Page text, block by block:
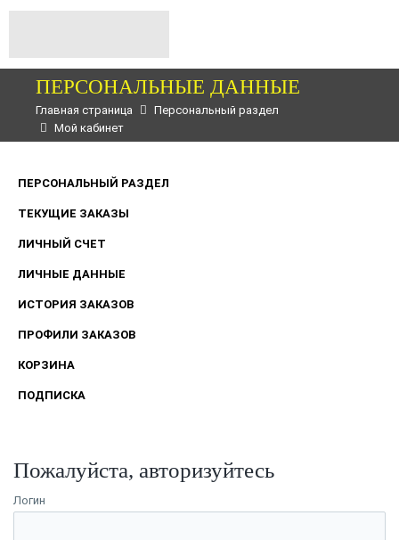
ПЕРСОНАЛЬНЫЕ ДАННЫЕ
Главная страница
Персональный раздел
Мой кабинет
ПЕРСОНАЛЬНЫЙ РАЗДЕЛ
ТЕКУЩИЕ ЗАКАЗЫ
ЛИЧНЫЙ СЧЕТ
ЛИЧНЫЕ ДАННЫЕ
ИСТОРИЯ ЗАКАЗОВ
ПРОФИЛИ ЗАКАЗОВ
КОРЗИНА
ПОДПИСКА
Пожалуйста, авторизуйтесь
Логин